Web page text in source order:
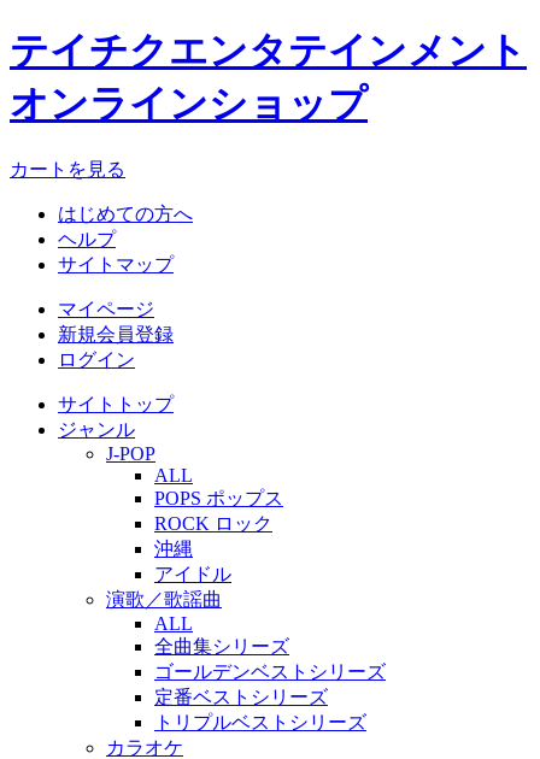
テイチクエンタテインメント
オンラインショップ
カートを見る
はじめての方へ
ヘルプ
サイトマップ
マイページ
新規会員登録
ログイン
サイトトップ
ジャンル
J-POP
ALL
POPS ポップス
ROCK ロック
沖縄
アイドル
演歌／歌謡曲
ALL
全曲集シリーズ
ゴールデンベストシリーズ
定番ベストシリーズ
トリプルベストシリーズ
カラオケ